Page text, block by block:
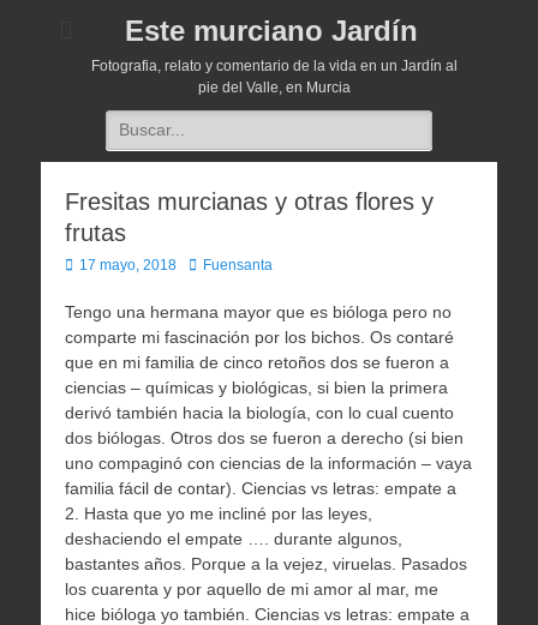
Este murciano Jardín
Fotografia, relato y comentario de la vida en un Jardín al
pie del Valle, en Murcia
Buscar:
Fresitas murcianas y otras flores y
frutas
Publicado
17 mayo, 2018 AutorFuensanta
Tengo una hermana mayor que es bióloga pero no
comparte mi fascinación por los bichos. Os contaré
que en mi familia de cinco retoños dos se fueron a
ciencias – químicas y biológicas, si bien la primera
derivó también hacia la biología, con lo cual cuento
dos biólogas. Otros dos se fueron a derecho (si bien
uno compaginó con ciencias de la información – vaya
familia fácil de contar). Ciencias vs letras: empate a
2. Hasta que yo me incliné por las leyes,
deshaciendo el empate …. durante algunos,
bastantes años. Porque a la vejez, viruelas. Pasados
los cuarenta y por aquello de mi amor al mar, me
hice bióloga yo también. Ciencias vs letras: empate a